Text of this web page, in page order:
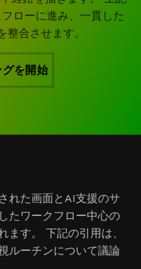
ローに進み、一貫した
合させます。
を開始
れた画面とAI支援のサ
たワークフロー中心の
ます。 下記の引用は、
ルーチンについて議論